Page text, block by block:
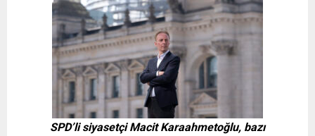
SPD’li siyasetçi Macit Karaahmetoğlu, bazı